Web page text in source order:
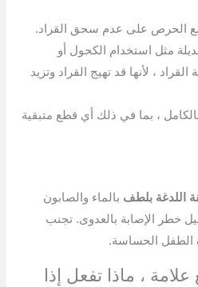
الحرص على عدم سحق القراد.
مثل استخدام الكحول أو
القراد ، لأنها قد تهيج القراد وتزيد
بالكامل ، بما في ذلك أي قطع متبقية
اللدغة بلطف بالماء والصابون
خطر الإصابة بالعدوى. تجنب
الطفل الحساسة.
، ماذا تفعل إذا